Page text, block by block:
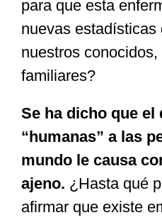
para que esta
nuevas estadísticas
nuestros
familiares?
Se ha dicho que el
“humanas” a las
mundo le causa
ajeno. ¿Hasta qué
afirmar que existe